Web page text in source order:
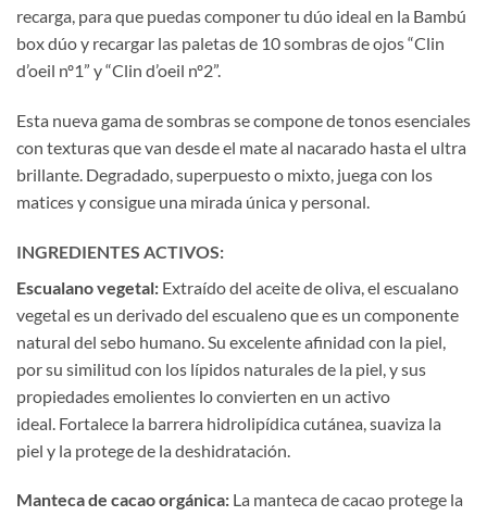
recarga, para que puedas componer tu dúo ideal en la Bambú
box dúo y recargar las paletas de 10 sombras de ojos “Clin
d’oeil nº1” y “Clin d’oeil nº2”.
Esta nueva gama de sombras se compone de tonos esenciales
con texturas que van desde el mate al nacarado hasta el ultra
brillante. Degradado, superpuesto o mixto, juega con los
matices y consigue una mirada única y personal.
INGREDIENTES ACTIVOS:
Escualano vegetal: Extraído del aceite de oliva, el escualano
vegetal es un derivado del escualeno que es un componente
natural del sebo humano. Su excelente afinidad con la piel,
por su similitud con los lípidos naturales de la piel, y sus
propiedades emolientes lo convierten en un activo
ideal. Fortalece la barrera hidrolipídica cutánea, suaviza la
piel y la protege de la deshidratación.
Manteca de cacao orgánica: La manteca de cacao protege la